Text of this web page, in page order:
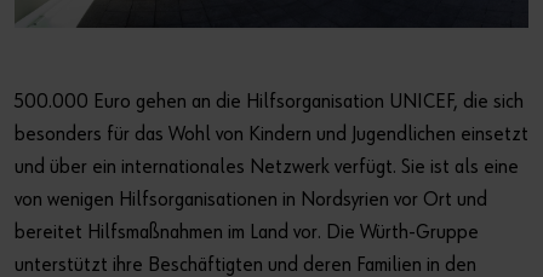
Sie möchten Online-Kunde werden?
In nur drei Schritten können Sie sich registrieren und alle
Funktionen des Online-Shops nutzen.
Verkauf nur an Gewerbetreibende
Der perfekte Schliff
500.000 Euro gehen an die Hilfsorganisation UNICEF, die sich
besonders für das Wohl von Kindern und Jugendlichen einsetzt
und über ein internationales Netzwerk verfügt. Sie ist als eine
von wenigen Hilfsorganisationen in Nordsyrien vor Ort und
bereitet Hilfsmaßnahmen im Land vor. Die Würth-Gruppe
unterstützt ihre Beschäftigten und deren Familien in den